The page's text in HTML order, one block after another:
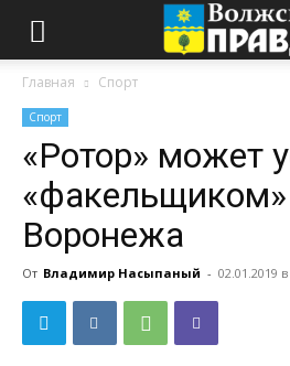
Главная Спорт
Спорт
«Ротор» может
«факельщиком»
Воронежа
От Владимир Насыпаный - 02.01.2019 в